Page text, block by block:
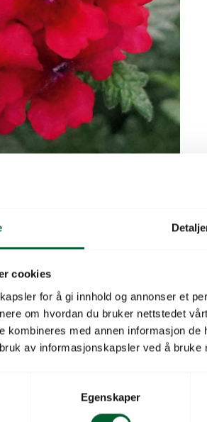
cookies
for å gi innhold og annonser et
om hvordan du bruker nettstedet
kombineres med annen informasjon
av informasjonskapsler ved å bruke
Egenskaper